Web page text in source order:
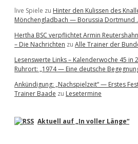
live Spiele zu Hinter den Kulissen des
Mönchengladbach — Borussia Dortmund
Hertha BSC verpflichtet Armin
– Die Nachrichten zu Alle Trainer der
Lesenswerte Links – Kalenderwoche 45 in
Ruhrort: „1974 — Eine deutsche
Ankündigung: „Nachspielzeit“ — Erstes
Trainer Baade zu Lesetermine
Aktuell auf „In voller Länge“